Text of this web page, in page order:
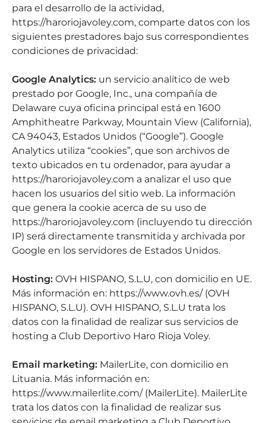
para el desarrollo de la actividad,
https://haroriojavoley.com, comparte datos con los
siguientes prestadores bajo sus correspondientes
condiciones de privacidad:
Google Analytics: un servicio analítico de web
prestado por Google, Inc., una compañía de
Delaware cuya oficina principal está en 1600
Amphitheatre Parkway, Mountain View (California),
CA 94043, Estados Unidos (“Google”). Google
Analytics utiliza “cookies”, que son archivos de
texto ubicados en tu ordenador, para ayudar a
https://haroriojavoley.com a analizar el uso que
hacen los usuarios del sitio web. La información
que genera la cookie acerca de su uso de
https://haroriojavoley.com (incluyendo tu dirección
IP) será directamente transmitida y archivada por
Google en los servidores de Estados Unidos.
Hosting: OVH HISPANO, S.L.U, con domicilio en UE.
Más información en: https://www.ovh.es/ (OVH
HISPANO, S.L.U). OVH HISPANO, S.L.U trata los
datos con la finalidad de realizar sus servicios de
hosting a Club Deportivo Haro Rioja Voley.
Email marketing: MailerLite, con domicilio en
Lituania. Más información en:
https://www.mailerlite.com/ (MailerLite). MailerLite
trata los datos con la finalidad de realizar sus